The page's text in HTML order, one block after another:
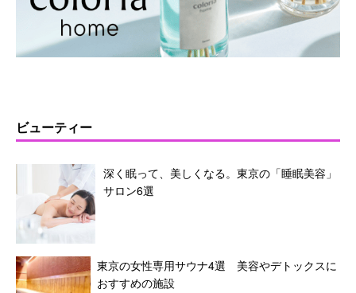
ビューティー
深く眠って、美しくなる。東京の「睡眠美容」
サロン6選
東京の女性専用サウナ4選 美容やデトックスに
おすすめの施設